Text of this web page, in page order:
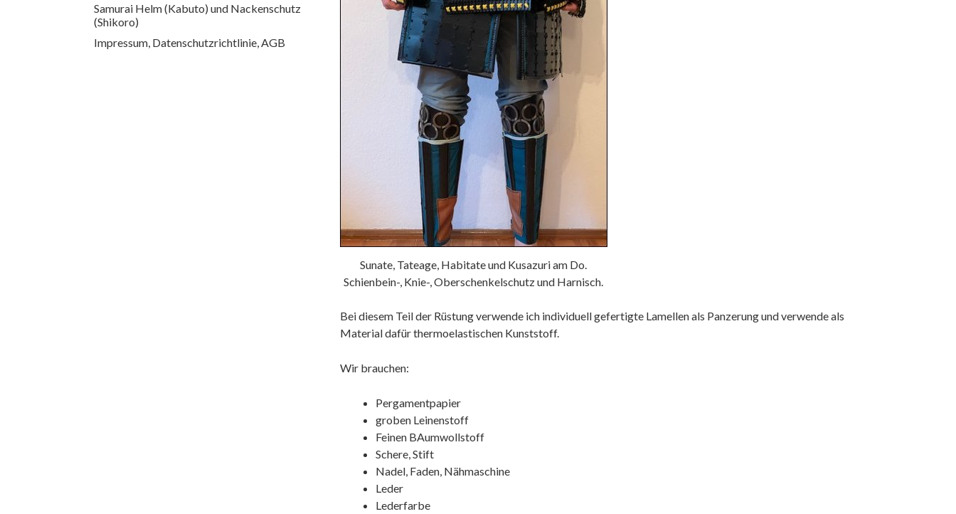
Sunate, Tateage, Habitate und Kusazuri am Do.
Schienbein-, Knie-, Oberschenkelschutz und Harnisch.
Bei diesem Teil der Rüstung verwende ich individuell gefertigte Lamellen als Panzerung und verwende als
Material dafür thermoelastischen Kunststoff.
Wir brauchen:
Pergamentpapier
groben Leinenstoff
Feinen BAumwollstoff
Schere, Stift
Nadel, Faden, Nähmaschine
Leder
Lederfarbe
Samurai Helm (Kabuto) und Nackenschutz
(Shikoro)
Impressum, Datenschutzrichtlinie, AGB